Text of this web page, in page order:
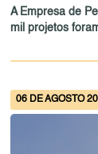
A Empresa de
mil projetos
06 DE AGOSTO